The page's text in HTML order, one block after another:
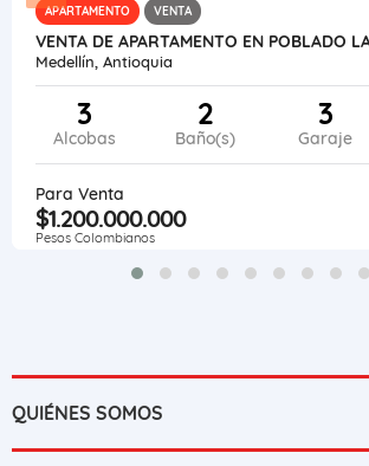
APARTAMENTO VENTA
VENTA DE APARTAMENTO EN POBLADO
Medellín, Antioquia
3
Alcobas
2
Baño(s)
3
Garaje
Para Venta
$1.200.000.000
Pesos Colombianos
QUIÉNES SOMOS